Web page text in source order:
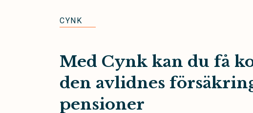
CYNK
Med Cynk kan du få
den avlidnes
pensioner